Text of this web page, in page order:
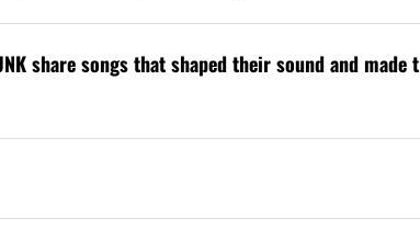
share songs that shaped their sound and made t